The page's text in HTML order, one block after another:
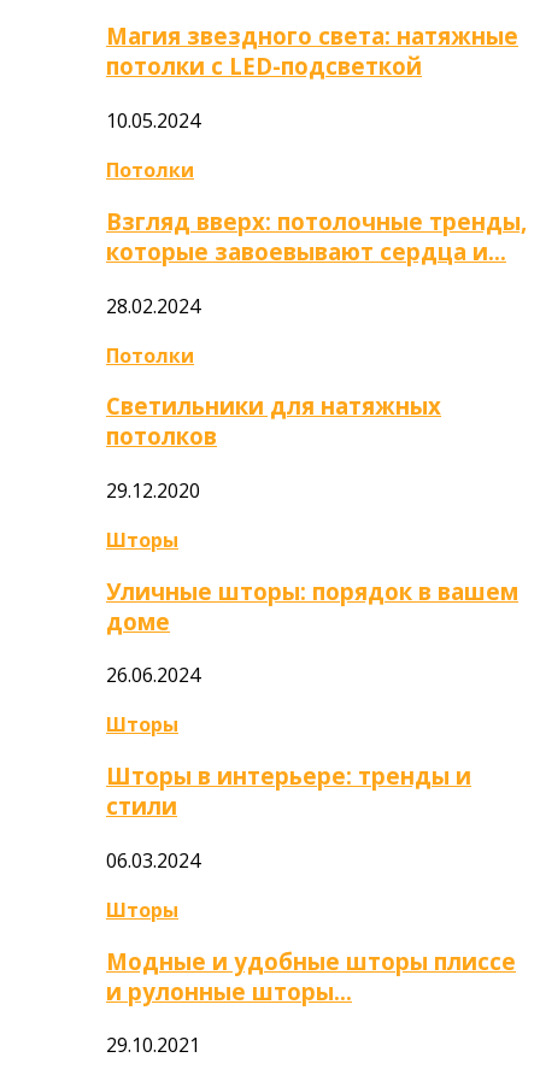
Магия звездного света: натяжные
потолки с LED-подсветкой
10.05.2024
Потолки
Взгляд вверх: потолочные тренды,
которые завоевывают сердца и…
28.02.2024
Потолки
Светильники для натяжных
потолков
29.12.2020
Шторы
Уличные шторы: порядок в вашем
доме
26.06.2024
Шторы
Шторы в интерьере: тренды и
стили
06.03.2024
Шторы
Модные и удобные шторы плиссе
и рулонные шторы…
29.10.2021